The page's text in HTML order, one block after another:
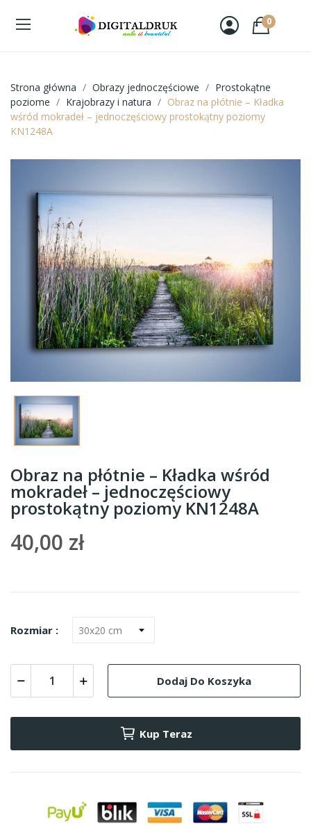
0
Strona główna Obrazy jednoczęściowe
Prostokątne
poziome
Krajobrazy i natura
Obraz na płótnie – Kładka
wśród mokradeł – jednoczęściowy prostokątny poziomy
KN1248A
Obraz na płótnie – Kładka wśród
mokradeł – jednoczęściowy
prostokątny poziomy KN1248A
40,00 zł
Rozmiar :
Dodaj Do Koszyka
Kup Teraz